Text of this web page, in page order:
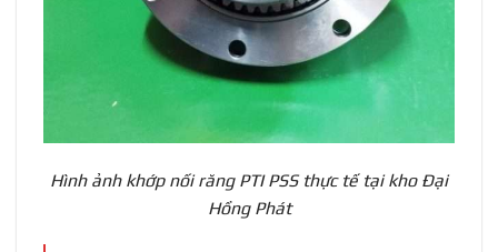
Hình ảnh khớp nối răng PTI PSS thực tế tại kho Đại
Hồng Phát